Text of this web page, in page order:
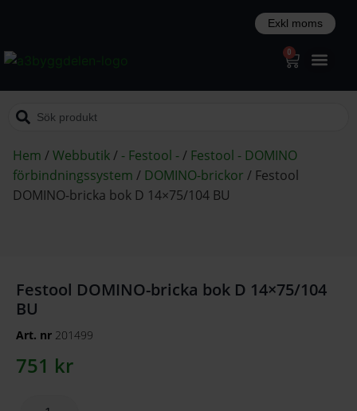
0
Hem /Webbutik/ - Festool -/ Festool - DOMINO
förbindningssystem / DOMINO-brickor / Festool
DOMINO-bricka bok D 14×75/104 BU
Festool DOMINO-bricka bok D 14×75/104
BU
Art. nr 201499
751 kr